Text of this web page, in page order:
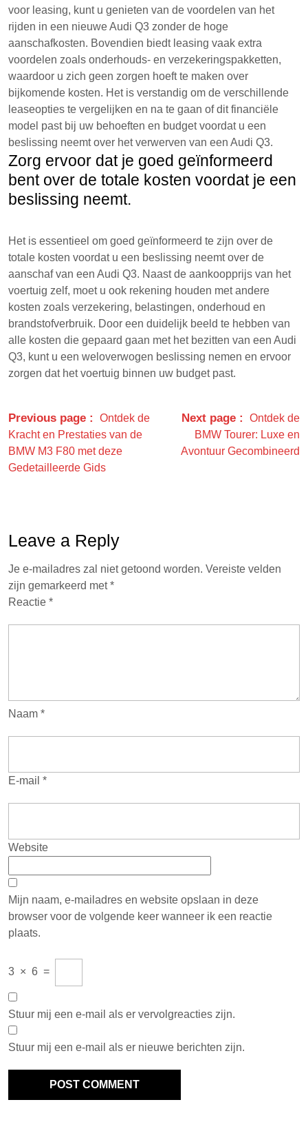
voor leasing, kunt u genieten van de voordelen van het
rijden in een nieuwe Audi Q3 zonder de hoge
aanschafkosten. Bovendien biedt leasing vaak extra
voordelen zoals onderhouds- en verzekeringspakketten,
waardoor u zich geen zorgen hoeft te maken over
bijkomende kosten. Het is verstandig om de verschillende
leaseopties te vergelijken en na te gaan of dit financiële
model past bij uw behoeften en budget voordat u een
beslissing neemt over het verwerven van een Audi Q3.
Zorg ervoor dat je goed geïnformeerd
bent over de totale kosten voordat je een
beslissing neemt.
Het is essentieel om goed geïnformeerd te zijn over de
totale kosten voordat u een beslissing neemt over de
aanschaf van een Audi Q3. Naast de aankoopprijs van het
voertuig zelf, moet u ook rekening houden met andere
kosten zoals verzekering, belastingen, onderhoud en
brandstofverbruik. Door een duidelijk beeld te hebben van
alle kosten die gepaard gaan met het bezitten van een Audi
Q3, kunt u een weloverwogen beslissing nemen en ervoor
zorgen dat het voertuig binnen uw budget past.
Previous page
Ontdek de
Kracht en Prestaties van de
BMW M3 F80 met deze
Gedetailleerde Gids
Next page
Ontdek de
BMW Tourer: Luxe en
Avontuur Gecombineerd
Leave a Reply
Je e-mailadres zal niet getoond worden. Vereiste velden
zijn gemarkeerd met*
Reactie *
Naam *
E-mail *
Website
Mijn naam, e-mailadres en website opslaan in deze
browser voor de volgende keer wanneer ik een reactie
plaats.
3 × 6 =
Stuur mij een e-mail als er vervolgreacties zijn.
Stuur mij een e-mail als er nieuwe berichten zijn.